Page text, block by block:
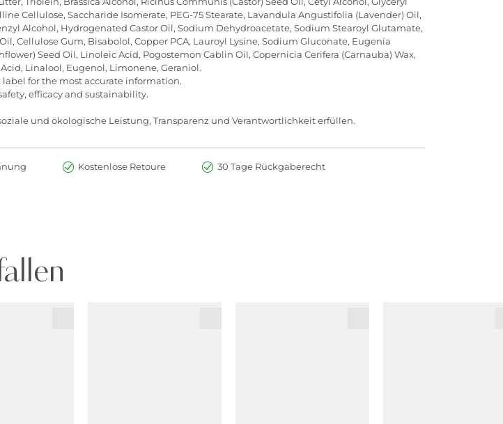
Cellulose, Saccharide Isomerate, PEG-75 Stearate, Lavandula Angustifolia (Lavender) Oil,
Alcohol, Hydrogenated Castor Oil, Sodium Dehydroacetate, Sodium Stearoyl Glutamate,
Cellulose Gum, Bisabolol, Copper PCA, Lauroyl Lysine, Sodium Gluconate, Eugenia
Seed Oil, Linoleic Acid, Pogostemon Cablin Oil, Copernicia Cerifera (Carnauba) Wax,
Linalool, Eugenol, Limonene, Geraniol.
for the most accurate information.
efficacy and sustainability.
und ökologische Leistung, Transparenz und Verantwortlichkeit erfüllen.
Kostenlose Retoure 30 Tage Rückgaberecht